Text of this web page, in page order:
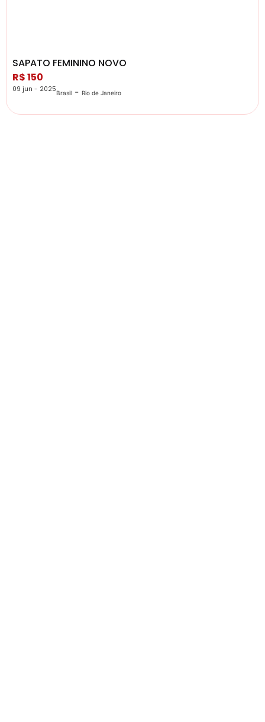
SAPATO FEMININO NOVO
R$ 150
09 jun - 2025Brasil - Rio de Janeiro